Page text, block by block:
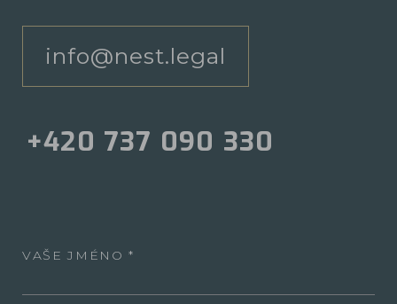
info@nest.legal
+420 737 090 330
VAŠE JMÉNO